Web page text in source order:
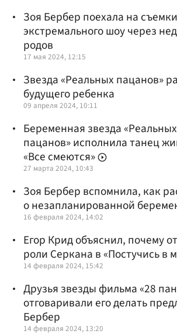
Зоя Бербер поехала на съемки
экстремального шоу через
родов
17 мая 2024, 12:15
Звезда «Реальных пацанов»
будущего ребенка
09 апреля 2024, 10:11
Беременная звезда «Реальных
пацанов» исполнила танец
«Все смеются»
27 марта 2024, 10:43
Зоя Бербер вспомнила, как
о незапланированной
16 февраля 2024, 14:02
Егор Крид объяснил, почему
роли Серкана в «Постучись в
14 февраля 2024, 15:42
Друзья звезды фильма «28
отговаривали его делать
Бербер
14 февраля 2024, 13:20